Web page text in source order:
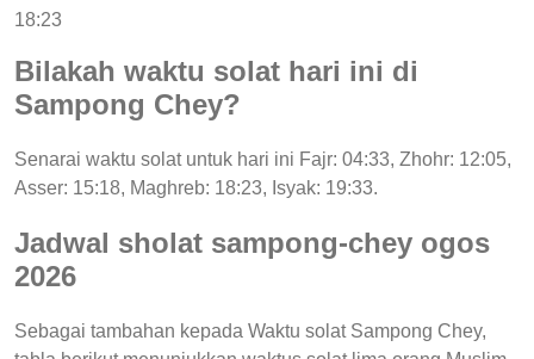
18:23
Bilakah waktu solat hari ini di
Sampong Chey?
Senarai waktu solat untuk hari ini Fajr: 04:33, Zhohr: 12:05,
Asser: 15:18, Maghreb: 18:23, Isyak: 19:33.
Jadwal sholat sampong-chey ogos
2026
Sebagai tambahan kepada Waktu solat Sampong Chey,